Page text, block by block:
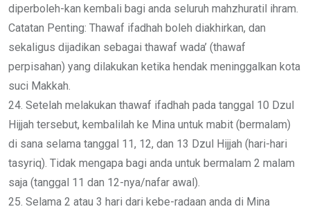
diperboleh-kan kembali bagi anda seluruh mahzhuratil ihram.
Catatan Penting: Thawaf ifadhah boleh diakhirkan, dan
sekaligus dijadikan sebagai thawaf wada’ (thawaf
perpisahan) yang dilakukan ketika hendak meninggalkan kota
suci Makkah.
24. Setelah melakukan thawaf ifadhah pada tanggal 10 Dzul
Hijjah tersebut, kembalilah ke Mina untuk mabit (bermalam)
di sana selama tanggal 11, 12, dan 13 Dzul Hijjah (hari-hari
tasyriq). Tidak mengapa bagi anda untuk bermalam 2 malam
saja (tanggal 11 dan 12-nya/nafar awal).
25. Selama 2 atau 3 hari dari kebe-radaan anda di Mina